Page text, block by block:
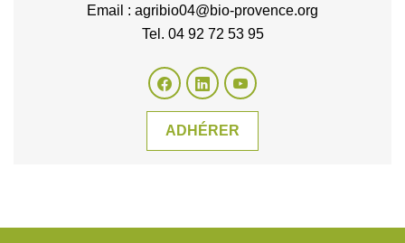
Email : agribio04@bio-provence.org
Tel. 04 92 72 53 95
ADHÉRER